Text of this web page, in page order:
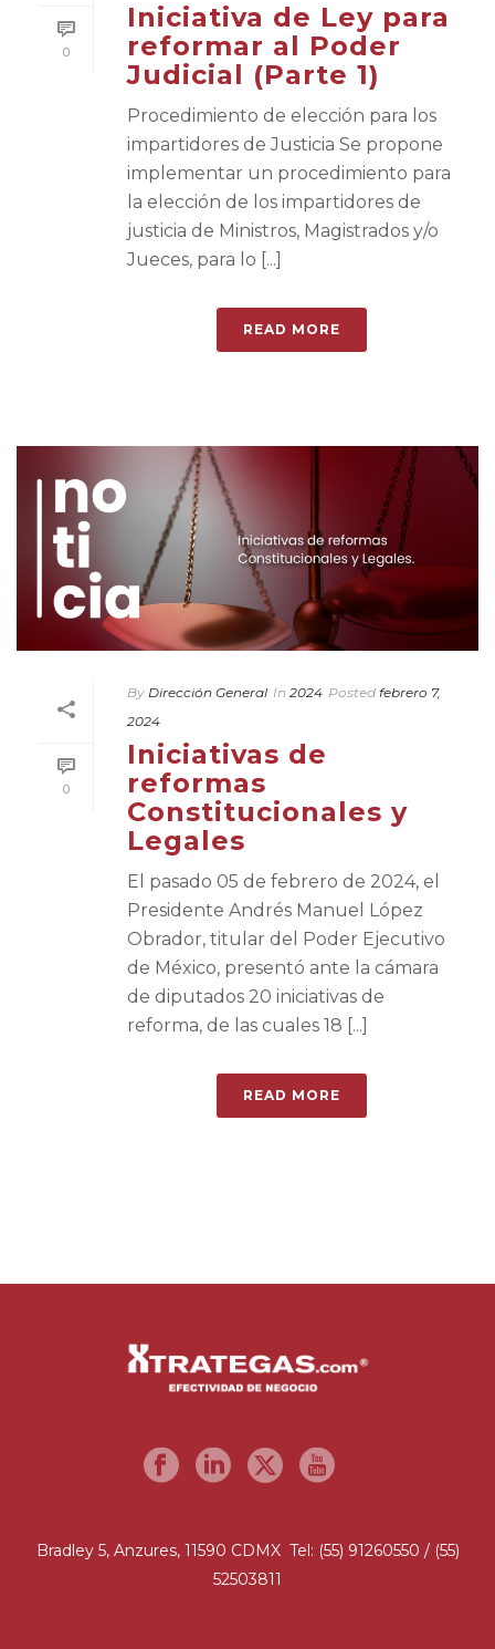
0
Iniciativa de Ley para
reformar al Poder
Judicial (Parte 1)
Procedimiento de elección para los
impartidores de Justicia Se propone
implementar un procedimiento para
la elección de los impartidores de
justicia de Ministros, Magistrados y/o
Jueces, para lo [...]
READ MORE
0
By Dirección General In 2024 Posted febrero 7,
2024
Iniciativas de
reformas
Constitucionales y
Legales
El pasado 05 de febrero de 2024, el
Presidente Andrés Manuel López
Obrador, titular del Poder Ejecutivo
de México, presentó ante la cámara
de diputados 20 iniciativas de
reforma, de las cuales 18 [...]
READ MORE
Bradley 5, Anzures, 11590 CDMX Tel: (55) 91260550 / (55)
52503811